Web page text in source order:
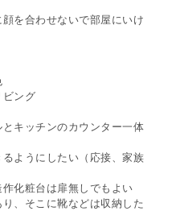
を合わせないで部屋にいけ
ビング
キッチンのカウンター一体
ようにしたい（応接、家族
化粧台は扉無しでもよい
、そこに靴などは収納した